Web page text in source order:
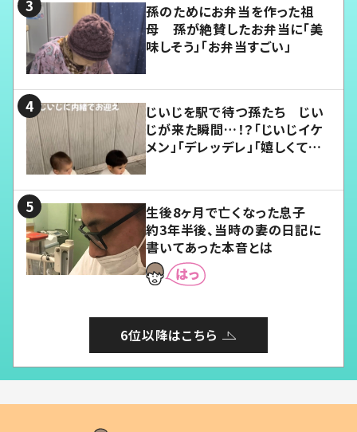
孫のためにお弁当を作った祖
母 孫が絶賛したお弁当に「美
味しそう」「お弁当すごい」
じいじを駅で待つ孫たち じい
じが来た瞬間…！？「じいじイケ
メン」「デレッデレ」「嬉しくて可
生後8ヶ月で亡くなった息子
約3年半後、当時の妻の日記に
書いてあった本音とは
6位以降はこちら